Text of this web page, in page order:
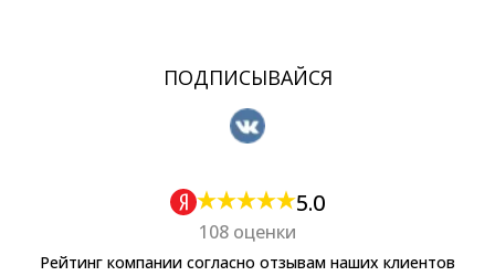
ПОДПИСЫВАЙСЯ
5.0
108 оценки
Рейтинг компании согласно отзывам наших клиентов